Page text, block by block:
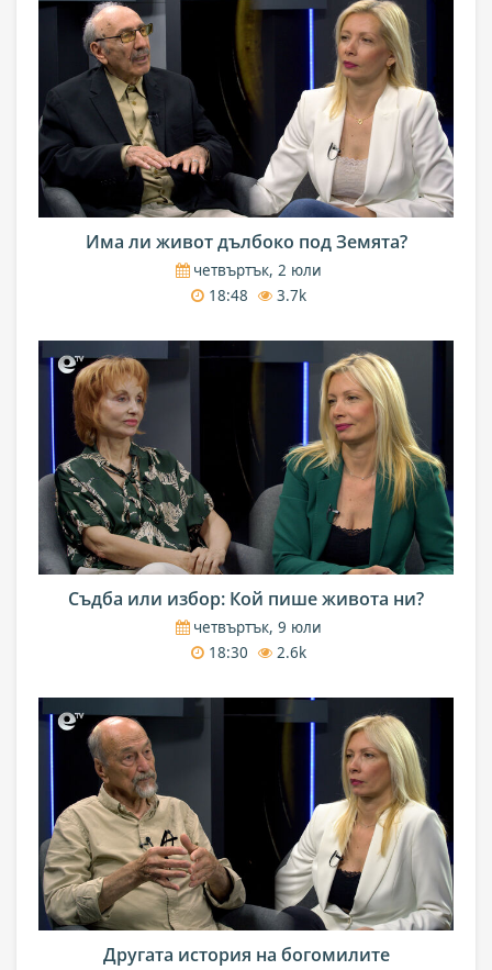
Има ли живот дълбоко под Земята?
четвъртък, 2 юли
18:48
3.7k
Съдба или избор: Кой пише живота ни?
четвъртък, 9 юли
18:30
2.6k
Другата история на богомилите